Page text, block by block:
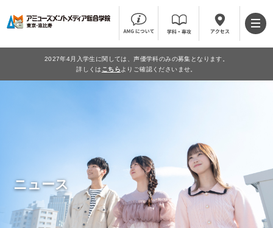
2027年4月入学生に関しては、声優学科のみの募集となります。
詳しくは こちら よりご確認くださいませ。
ニュース